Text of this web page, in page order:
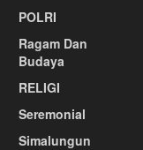
POLRI
Ragam Dan
Budaya
RELIGI
Seremonial
Simalungun